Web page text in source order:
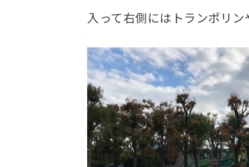
入って右側にはトランポリン